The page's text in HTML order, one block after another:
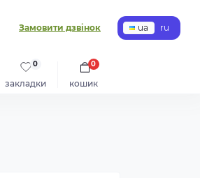
Замовити дзвінок ua ru
закладки
0
кошик
0